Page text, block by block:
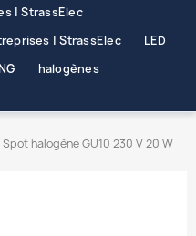
| StrassElec
| StrassElec
LED
halogènes
Spot halogène GU10 230 V 20 W